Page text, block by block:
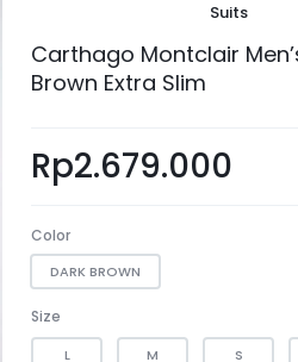
Suits
Carthago Montclair
Brown Extra Slim
Rp2.679.000
Color
DARK BROWN
Size
L M S